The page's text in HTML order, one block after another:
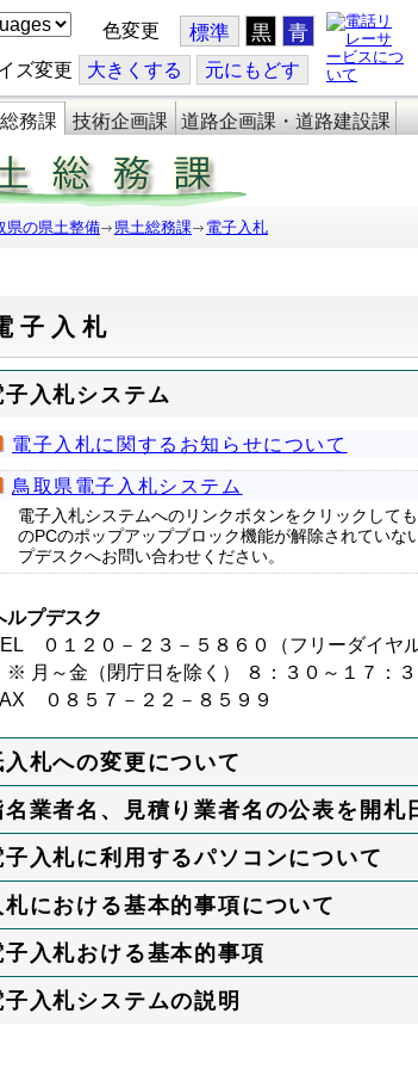
色変更 標準 黒 青
ズ変更 大きくする 元にもどす
務課 技術企画課 道路企画課・道路建設課
県の県土整備 県土総務課 電子入札
子入札
子入札システム
電子入札に関するお知らせについて
鳥取県電子入札システム
電子入札システムへのリンクボタンをクリックして
のPCのポップアップブロック機能が解除されてい
プデスクへお問い合わせください。
ルプデスク
０１２０－２３－５８６０（フリーダイヤル
月～金（閉庁日を除く） ８：３０～１７：３
０８５７－２２－８５９９
入札への変更について
名業者名、見積り業者名の公表を開札
子入札に利用するパソコンについて
札における基本的事項について
子入札おける基本的事項
子入札システムの説明